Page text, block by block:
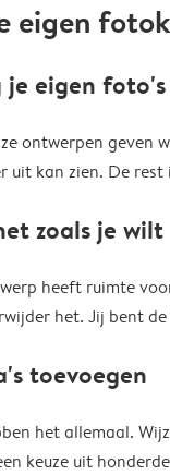
eigen
je eigen
ontwerpen geven
uit kan zien. De rest
zoals je wilt
heeft ruimte
het. Jij bent de
toevoegen
het allemaal.
keuze uit